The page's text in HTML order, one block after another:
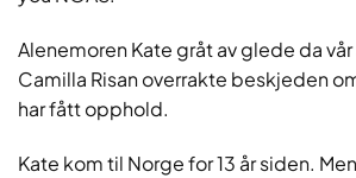
Alenemoren Kate gråt av glede da
Camilla Risan overrakte beskjeden
har fått opphold.
Kate kom til Norge for 13 år siden.